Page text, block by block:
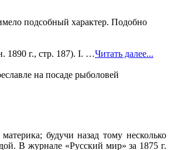
подсобный характер. Подобно
1890 г., стр. 187). I. …Читать далее...
на посаде рыболовей
будучи назад тому несколько
В журнале «Русский мир» за 1875 г.